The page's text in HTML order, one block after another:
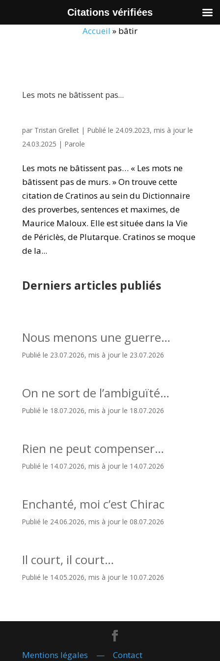
Accueil » bâtir
Les mots ne bâtissent pas…
par Tristan Grellet| Publié le 24.09.2023, mis à jour le
24.03.2025 | Parole
Les mots ne bâtissent pas… « Les mots ne
bâtissent pas de murs. » On trouve cette
citation de Cratinos au sein du Dictionnaire
des proverbes, sentences et maximes, de
Maurice Maloux. Elle est située dans la Vie
de Périclès, de Plutarque. Cratinos se moque
de la...
Derniers articles publiés
Nous menons une guerre…
Publié le 23.07.2026, mis à jour le 23.07.2026
On ne sort de l’ambiguïté…
Publié le 18.07.2026, mis à jour le 18.07.2026
Rien ne peut compenser…
Publié le 14.07.2026, mis à jour le 14.07.2026
Enchanté, moi c’est Chirac
Publié le 24.06.2026, mis à jour le 08.07.2026
Il court, il court…
Publié le 14.05.2026, mis à jour le 10.07.2026
Mentions légales — Contact
Citations vérifiées